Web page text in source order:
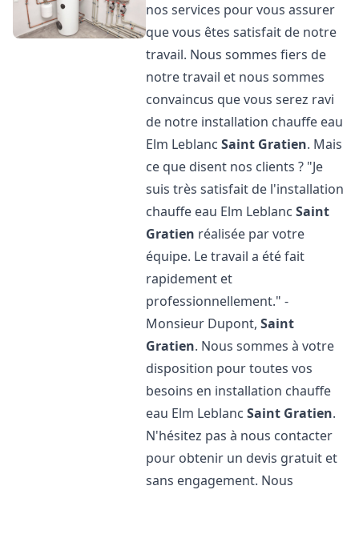
nos services pour vous assurer
que vous êtes satisfait de notre
travail. Nous sommes fiers de
notre travail et nous sommes
convaincus que vous serez ravi
de notre installation chauffe eau
Elm LeblancSaint Gratien. Mais
ce que disent nos clients ? "Je
suis très satisfait de l'installation
chauffe eau Elm LeblancSaint
Gratien réalisée par votre
équipe. Le travail a été fait
rapidement et
professionnellement." -
Monsieur Dupont,Saint
Gratien. Nous sommes à votre
disposition pour toutes vos
besoins en installation chauffe
eau Elm LeblancSaint Gratien.
N'hésitez pas à nous contacter
pour obtenir un devis gratuit et
sans engagement. Nous